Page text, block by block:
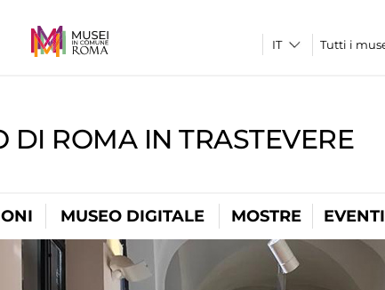
Tutti i
DI ROMA IN TRASTEVERE
MUSEO DIGITALE MOSTRE EVENTI